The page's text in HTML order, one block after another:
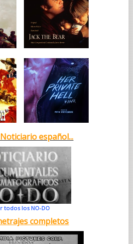
español...
todos los NO-DO
completos